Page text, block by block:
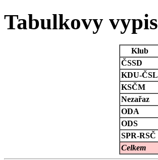
Tabulkovy vypis
Klub
ČSSD
KDU-ČSL
KSČM
Nezařaz
ODA
ODS
SPR-RSČ
Celkem